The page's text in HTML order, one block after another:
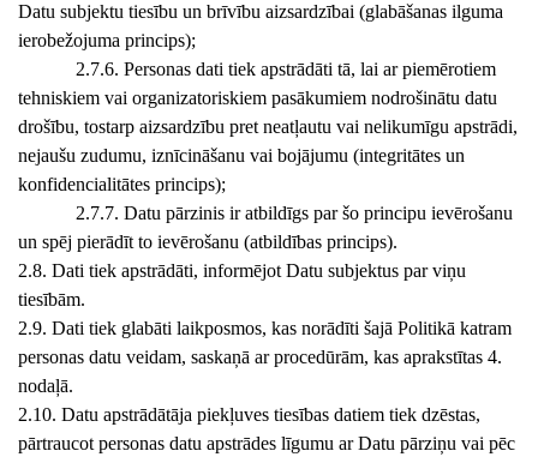
Datu subjektu tiesību un brīvību aizsardzībai (glabāšanas ilguma
ierobežojuma princips);
2.7.6. Personas dati tiek apstrādāti tā, lai ar piemērotiem
tehniskiem vai organizatoriskiem pasākumiem nodrošinātu datu
drošību, tostarp aizsardzību pret neatļautu vai nelikumīgu apstrādi,
nejaušu zudumu, iznīcināšanu vai bojājumu (integritātes un
konfidencialitātes princips);
2.7.7. Datu pārzinis ir atbildīgs par šo principu ievērošanu
un spēj pierādīt to ievērošanu (atbildības princips).
2.8. Dati tiek apstrādāti, informējot Datu subjektus par viņu
tiesībām.
2.9. Dati tiek glabāti laikposmos, kas norādīti šajā Politikā katram
personas datu veidam, saskaņā ar procedūrām, kas aprakstītas 4.
nodaļā.
2.10. Datu apstrādātāja piekļuves tiesības datiem tiek dzēstas,
pārtraucot personas datu apstrādes līgumu ar Datu pārziņu vai pēc